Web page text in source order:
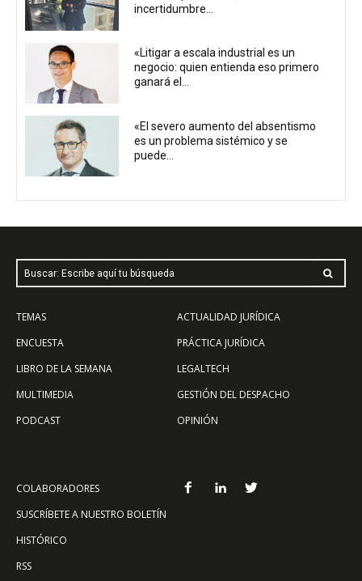
incertidumbre...
«Litigar a escala industrial es un
negocio: quien entienda eso primero
ganará el...
«El severo aumento del absentismo
es un problema sistémico y se
puede...
Buscar: Escribe aquí tu búsqueda
TEMAS
ENCUESTA
LIBRO DE LA SEMANA
MULTIMEDIA
PODCAST
ACTUALIDAD JURÍDICA
PRÁCTICA JURÍDICA
LEGALTECH
GESTIÓN DEL DESPACHO
OPINIÓN
COLABORADORES
SUSCRÍBETE A NUESTRO BOLETÍN
HISTÓRICO
RSS